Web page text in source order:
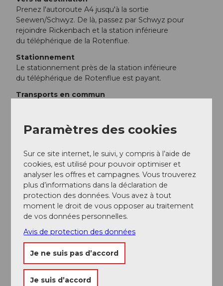
Prenez l'autoroute A4 jusqu'à la sortie
Seewen/Schwyz. De là, passez par Schwyz pour
rejoindre Rickenbach et la station inférieure
du téléphérique de la Rotenflue.
Stationnement
Le stationnement près de la station inférieure
du téléphérique de Rotenflue est payant.
Transports en commun
accessible depuis toutes les directions, aussi bien en
voiture qu'en train. Elle se trouve à environ 45 minutes
de Zoug.
Arrêt de bus : Rickenbach SZ,Rotenfluebahn
Informations supplémentaires / Liens
Erlebnisregion Mythen
Mythenregion
Rotenfluebahn
Auteur(e)
Paramètres des cookies
Sur ce site internet, le suivi, y compris à l’aide de
cookies, est utilisé pour pouvoir optimiser et
analyser les offres et campagnes. Vous trouverez
plus d’informations dans la déclaration de
protection des données. Vous avez à tout
moment le droit de vous opposer au traitement
de vos données personnelles.
Avis de protection des données
Je ne suis pas d’accord
Je suis d’accord